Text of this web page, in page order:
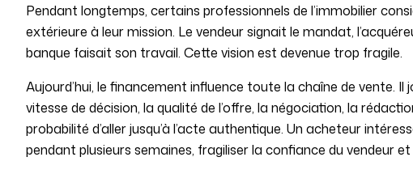
Pendant longtemps, certains professionnels de l’immobilier
extérieure à leur mission. Le vendeur signait le mandat,
banque faisait son travail. Cette vision est devenue trop fragile.
Aujourd’hui, le financement influence toute la chaîne de vente. Il
vitesse de décision, la qualité de l’offre, la négociation, la
probabilité d’aller jusqu’à l’acte authentique. Un acheteur
pendant plusieurs semaines, fragiliser la confiance du vendeur